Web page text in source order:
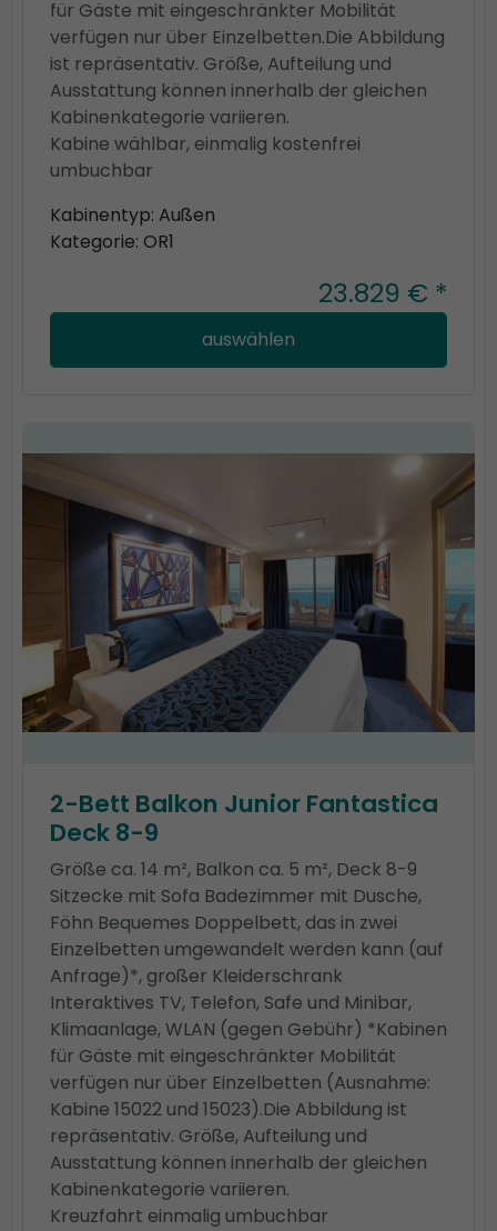
für Gäste mit eingeschränkter Mobilität
verfügen nur über Einzelbetten.Die Abbildung
ist repräsentativ. Größe, Aufteilung und
Ausstattung können innerhalb der gleichen
Kabinenkategorie variieren.
Kabine wählbar, einmalig kostenfrei
umbuchbar
Kabinentyp: Außen
Kategorie: OR1
23.829 € *
auswählen
2-Bett Balkon Junior Fantastica
Deck 8-9
Größe ca. 14 m², Balkon ca. 5 m², Deck 8-9
Sitzecke mit Sofa Badezimmer mit Dusche,
Föhn Bequemes Doppelbett, das in zwei
Einzelbetten umgewandelt werden kann (auf
Anfrage)*, großer Kleiderschrank
Interaktives TV, Telefon, Safe und Minibar,
Klimaanlage, WLAN (gegen Gebühr) *Kabinen
für Gäste mit eingeschränkter Mobilität
verfügen nur über Einzelbetten (Ausnahme:
Kabine 15022 und 15023).Die Abbildung ist
repräsentativ. Größe, Aufteilung und
Ausstattung können innerhalb der gleichen
Kabinenkategorie variieren.
Kreuzfahrt einmalig umbuchbar